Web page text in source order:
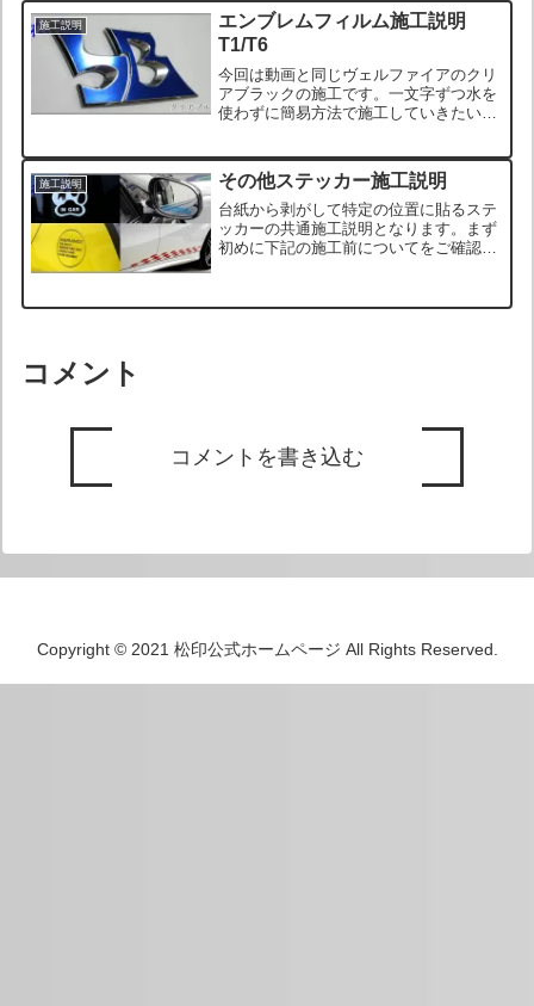
すので濡らさないようにしてくださ
い。 内容：エンブレムフィル...
施工説明
エンブレムフィルム施工説明
T1/T6
今回は動画と同じヴェルファイアのクリ
アブラックの施工です。一文字ずつ水を
使わずに簡易方法で施工していきたいと
ように施工液スプレーを使用する施工方
法をオススメいたします。...
施工説明 その他ステッカー施工説明
台紙から剥がして特定の位置に貼るステ
ッカーの共通施工説明となります。まず
初めに下記の施工前についてをご確認く
ット、ドライ）あります。・ウェット：
コメント
コメントを書き込む
Copyright © 2021 松印公式ホームページ All Rights Reserved.